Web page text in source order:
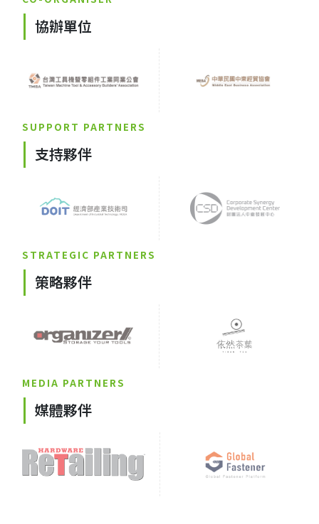
協辦單位
SUPPORT PARTNERS
支持夥伴
STRATEGIC PARTNERS
策略夥伴
MEDIA PARTNERS
媒體夥伴